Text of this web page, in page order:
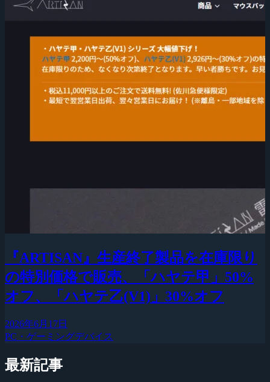
『ARTISAN』生産終了製品を在庫限り
の特別価格で販売、「ハヤテ甲」50%
オフ、「ハヤテ乙(V1)」30%オフ
2026年6月17日
PC・ゲーミングデバイス
最新記事